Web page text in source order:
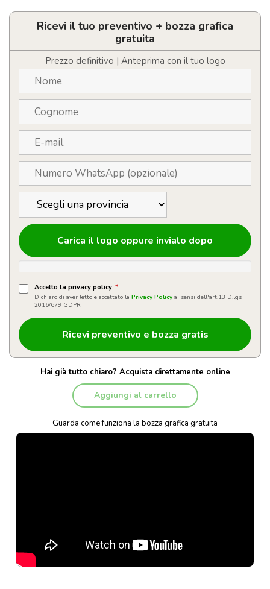
personalizzabile
litri
quantità
Ricevi il tuo preventivo + bozza grafica
gratuita
Prezzo definitivo | Anteprima con il tuo logo
Carica il logo oppure invialo dopo
Accetto la privacy policy *
Dichiaro di aver letto e accettato la Privacy Policy ai sensi dell'art.13 D.lgs
2016/679 GDPR
Hai già tutto chiaro? Acquista direttamente online
Aggiungi al carrello
Guarda come funziona la bozza grafica gratuita